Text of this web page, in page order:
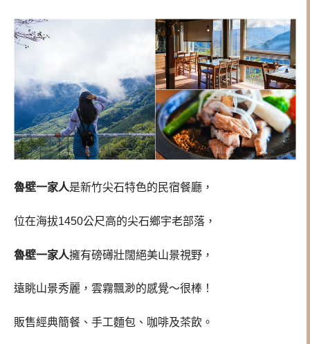
魯壁一家人是新竹尖石特色的民宿餐廳，
位在海拔1450公尺高的尖石鄉宇老部落，
魯壁一家人擁有磅礡壯闊絕美山景視野，
遠眺山景秀麗，雲霧飄渺的感覺～很棒！
販售經典簡餐、手工麵包、咖啡及茶飲。